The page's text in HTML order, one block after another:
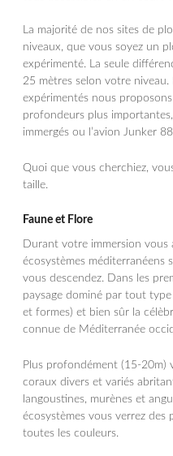
La majorité de nos sites de
niveaux, que vous soyez un
expérimenté. La seule
25 mètres selon votre
expérimentés nous
profondeurs plus
immergés ou l’avion Junker
Quoi que vous cherchiez,
taille.
Faune et Flore
Durant votre immersion
écosystèmes méditerranéens
vous descendez. Dans les
paysage dominé par tout
et formes) et bien sûr la
connue de Méditerranée
Plus profondément (15-20m)
coraux divers et variés
langoustines, murènes et
écosystèmes vous verrez des
toutes les couleurs.